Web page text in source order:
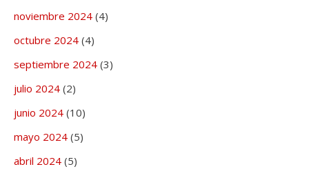
noviembre 2024 (4)
octubre 2024 (4)
septiembre 2024 (3)
julio 2024 (2)
junio 2024 (10)
mayo 2024 (5)
abril 2024 (5)